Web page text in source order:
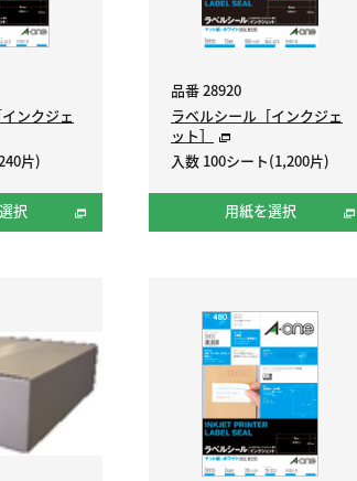
ンクジェ
片)
択
品番 28920
ラベルシール［インクジェ
ット］
入数 100シート(1,200片)
用紙を選択